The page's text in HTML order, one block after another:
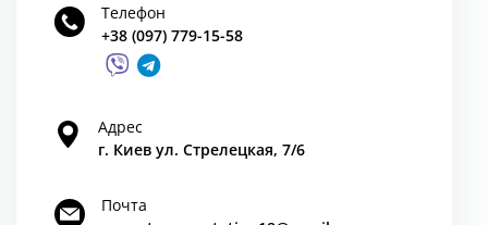
Телефон
+38 (097) 779-15-58
Адрес
г. Киев ул. Стрелецкая, 7/6
Почта